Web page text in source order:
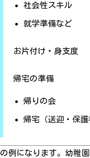
社会性スキル
就学準備など
お片付け・身支度
帰宅の準備
帰りの会
帰宅（送迎・保護
例になります。幼稚